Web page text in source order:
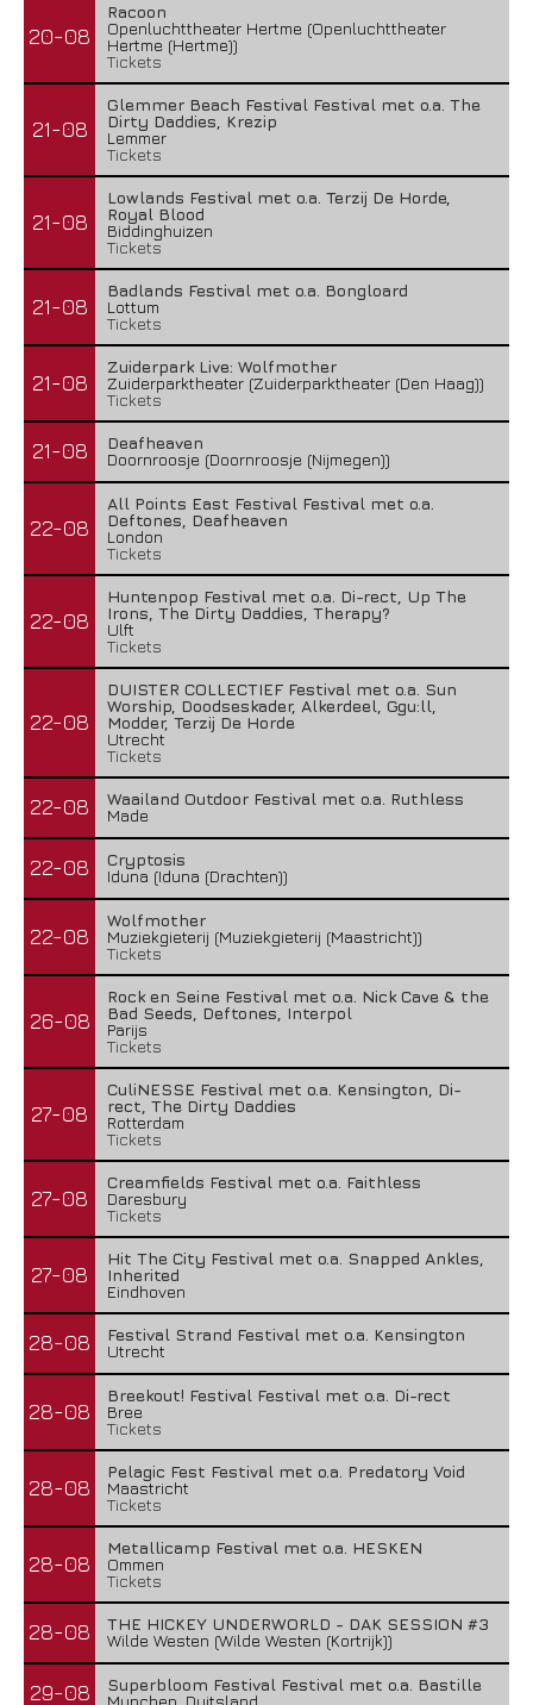
20-08
Racoon
Openluchttheater Hertme (Openluchttheater
Hertme (Hertme))
Tickets
21-08
Glemmer Beach Festival Festival met o.a. The
Dirty Daddies, Krezip
Lemmer
Tickets
21-08
Lowlands Festival met o.a. Terzij De Horde,
Royal Blood
Biddinghuizen
Tickets
21-08
Badlands Festival met o.a. Bongloard
Lottum
Tickets
21-08
Zuiderpark Live: Wolfmother
Zuiderparktheater (Zuiderparktheater (Den Haag))
Tickets
21-08
Deafheaven
Doornroosje (Doornroosje (Nijmegen))
22-08
All Points East Festival Festival met o.a.
Deftones, Deafheaven
London
Tickets
22-08
Huntenpop Festival met o.a. Di-rect, Up The
Irons, The Dirty Daddies, Therapy?
Ulft
Tickets
22-08
DUISTER COLLECTIEF Festival met o.a. Sun
Worship, Doodseskader, Alkerdeel, Ggu:ll,
Modder, Terzij De Horde
Utrecht
Tickets
22-08
Waailand Outdoor Festival met o.a. Ruthless
Made
22-08
Cryptosis
Iduna (Iduna (Drachten))
22-08
Wolfmother
Muziekgieterij (Muziekgieterij (Maastricht))
Tickets
26-08
Rock en Seine Festival met o.a. Nick Cave & the
Bad Seeds, Deftones, Interpol
Parijs
Tickets
27-08
CuliNESSE Festival met o.a. Kensington, Di-
rect, The Dirty Daddies
Rotterdam
Tickets
27-08
Creamfields Festival met o.a. Faithless
Daresbury
Tickets
27-08
Hit The City Festival met o.a. Snapped Ankles,
Inherited
Eindhoven
28-08
Festival Strand Festival met o.a. Kensington
Utrecht
28-08
Breekout! Festival Festival met o.a. Di-rect
Bree
Tickets
28-08
Pelagic Fest Festival met o.a. Predatory Void
Maastricht
Tickets
28-08
Metallicamp Festival met o.a. HESKEN
Ommen
Tickets
28-08
THE HICKEY UNDERWORLD - DAK SESSION #3
Wilde Westen (Wilde Westen (Kortrijk))
29-08
Superbloom Festival Festival met o.a. Bastille
Munchen, Duitsland